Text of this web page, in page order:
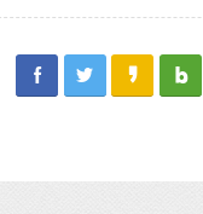
facebooktwitter